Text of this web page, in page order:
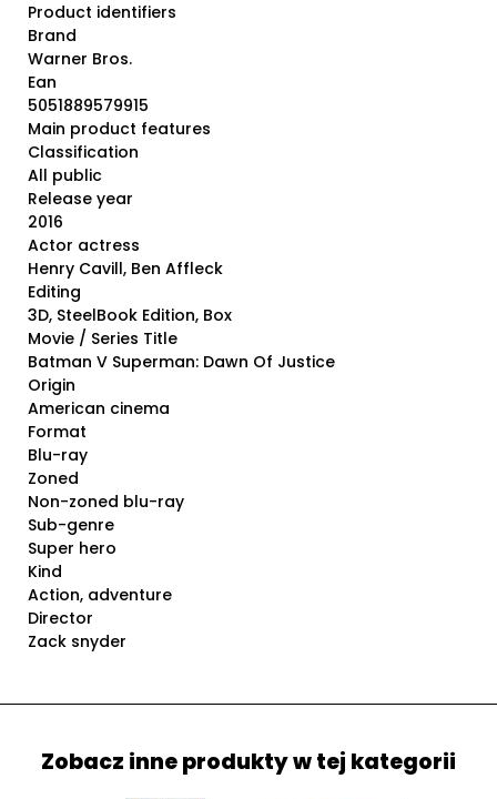
Product identifiers
Brand
Warner Bros.
Ean
5051889579915
Main product features
Classification
All public
Release year
2016
Actor actress
Henry Cavill, Ben Affleck
Editing
3D, SteelBook Edition, Box
Movie / Series Title
Batman V Superman: Dawn Of Justice
Origin
American cinema
Format
Blu-ray
Zoned
Non-zoned blu-ray
Sub-genre
Super hero
Kind
Action, adventure
Director
Zack snyder
Zobacz inne produkty w tej kategorii